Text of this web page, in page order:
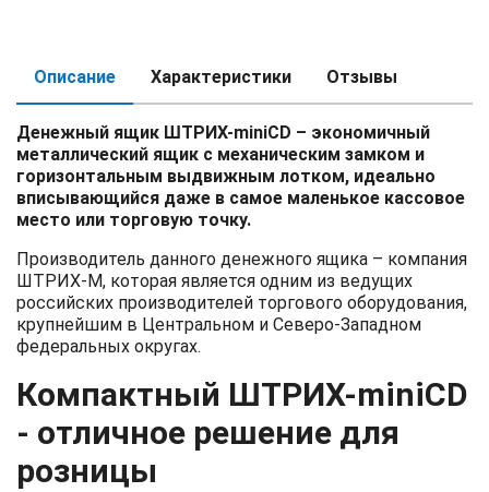
Описание Характеристики Отзывы
Денежный ящик ШТРИХ-miniCD – экономичный
металлический ящик с механическим замком и
горизонтальным выдвижным лотком, идеально
вписывающийся даже в самое маленькое кассовое
место или торговую точку.
Производитель данного денежного ящика – компания
ШТРИХ-М, которая является одним из ведущих
российских производителей торгового оборудования,
крупнейшим в Центральном и Северо-Западном
федеральных округах.
Компактный ШТРИХ-miniCD
- отличное решение для
розницы